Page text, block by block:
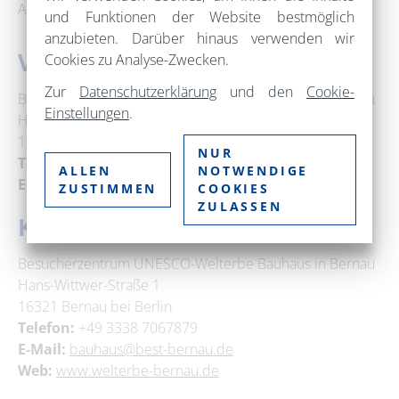
Absprache möglich._
Veranstaltungsort
Besucherzentrum UNESCO-Welterbe Bauhaus in Bernau
Hans-Wittwer-Straße 1
16321 Bernau bei Berlin
Telefon: +49 3338 7067879
E-Mail:bauhaus@best-bernau.de
Kontakt
Besucherzentrum UNESCO-Welterbe Bauhaus in Bernau
Hans-Wittwer-Straße 1
16321 Bernau bei Berlin
Telefon: +49 3338 7067879
E-Mail: bauhaus@best-bernau.de
Web: www.welterbe-bernau.de
und Funktionen der Website bestmöglich
anzubieten. Darüber hinaus verwenden wir
Cookies zu Analyse-Zwecken.
Zur Datenschutzerklärung und den Cookie-
Einstellungen.
ALLEN
ZUSTIMMEN
NUR
NOTWENDIGE
COOKIES
ZULASSEN